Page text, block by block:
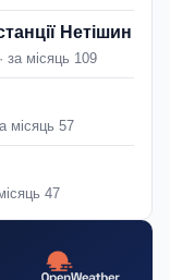
Нетішин
за місяць 109
місяць 57
47